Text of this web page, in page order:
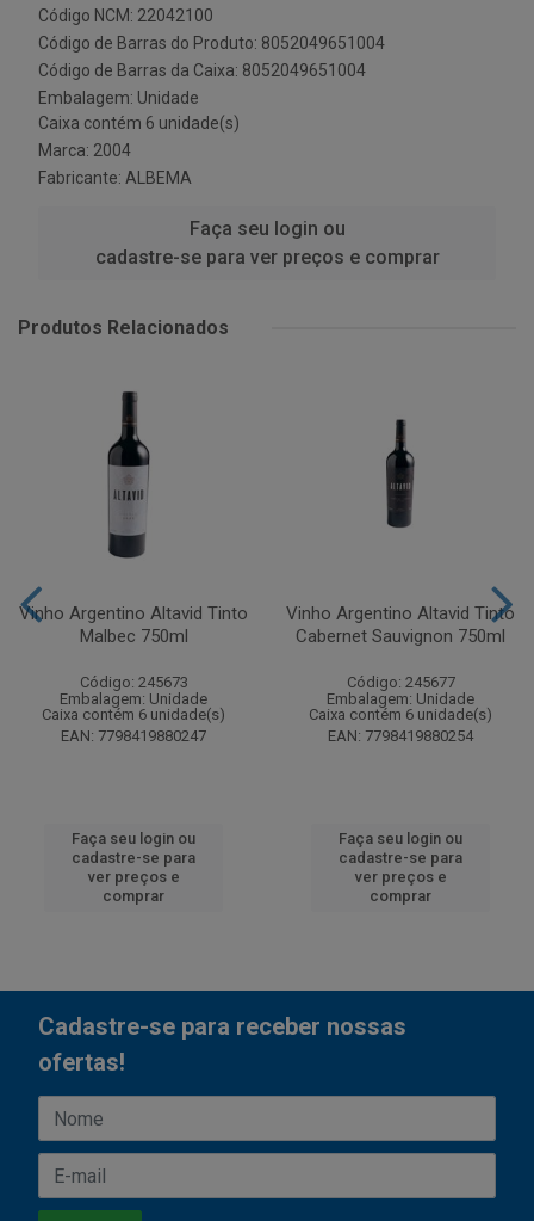
Código NCM: 22042100
Código de Barras do Produto: 8052049651004
Código de Barras da Caixa: 8052049651004
Embalagem: Unidade
Caixa contém 6 unidade(s)
Marca: 2004
Fabricante: ALBEMA
Faça seu login ou
cadastre-se para ver preços e comprar
Produtos Relacionados
Vinho Argentino Altavid Tinto
Malbec 750ml
Código: 245673
Embalagem: Unidade
Caixa contém 6 unidade(s)
EAN: 7798419880247
Faça seu login ou
cadastre-se para
ver preços e
comprar
Vinho Argentino Altavid Tinto
Cabernet Sauvignon 750ml
Código: 245677
Embalagem: Unidade
Caixa contém 6 unidade(s)
EAN: 7798419880254
Faça seu login ou
cadastre-se para
ver preços e
comprar
Cadastre-se para receber nossas
ofertas!